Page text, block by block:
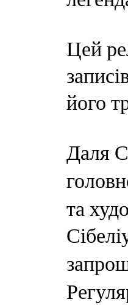
Цей
його
Даля
та